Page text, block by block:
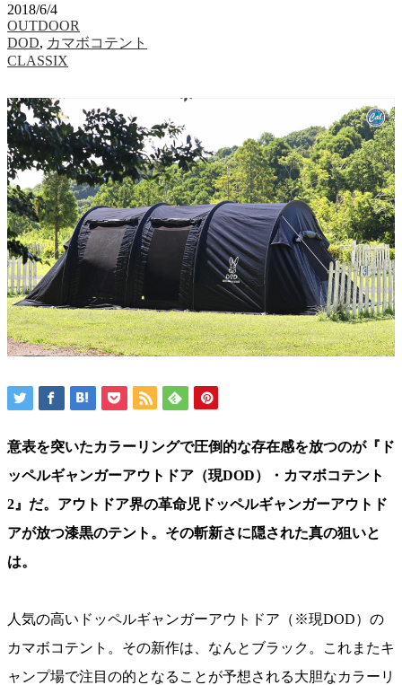
2018/6/4
OUTDOOR
DOD, カマボコテント
CLASSIX
意表を突いたカラーリングで圧倒的な存在感を放つのが『ド
ッペルギャンガーアウトドア（現DOD）・カマボコテント
2』だ。アウトドア界の革命児ドッペルギャンガーアウトド
アが放つ漆黒のテント。その斬新さに隠された真の狙いと
は。
人気の高いドッペルギャンガーアウトドア（※現DOD）の
カマボコテント。その新作は、なんとブラック。これまたキ
ャンプ場で注目の的となることが予想される大胆なカラーリ